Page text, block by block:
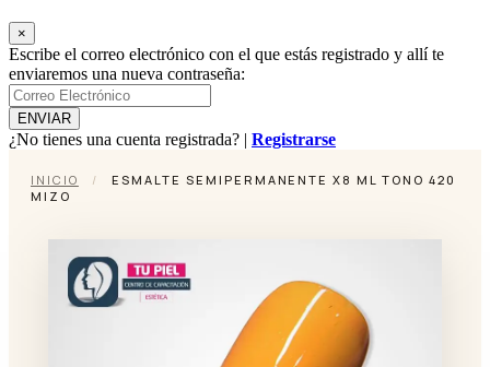
×
Escribe el correo electrónico con el que estás registrado y allí te
enviaremos una nueva contraseña:
¿No tienes una cuenta registrada? | Registrarse
INICIO /
ESMALTE SEMIPERMANENTE X8 ML TONO 420
MIZO